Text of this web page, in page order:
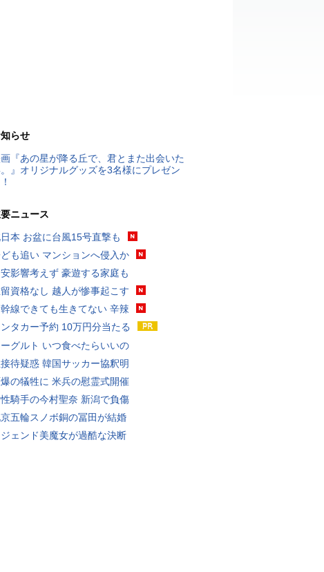
らせ
『あの星が降る丘で、君とまた出会いた
』オリジナルグッズを3名様にプレゼン
ニュース
本 お盆に台風15号直撃も
も追い マンションへ侵入か
影響考えず 豪遊する家庭も
資格なし 越人が惨事起こす
線できても生きてない 辛辣
ンタカー予約 10万円分当たる
ーグルト いつ食べたらいいの
待疑惑 韓国サッカー協釈明
の犠牲に 米兵の慰霊式開催
騎手の今村聖奈 新潟で負傷
五輪スノボ銅の冨田が結婚
ジェンド美魔女が過酷な決断